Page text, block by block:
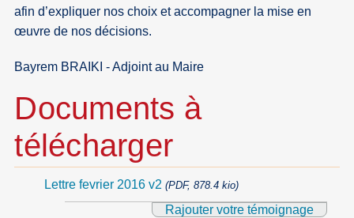
afin d’expliquer nos choix et accompagner la mise en
œuvre de nos décisions.
Bayrem BRAIKI - Adjoint au Maire
Documents à
télécharger
Lettre fevrier 2016 v2 (PDF, 878.4 kio)
Rajouter votre témoignage